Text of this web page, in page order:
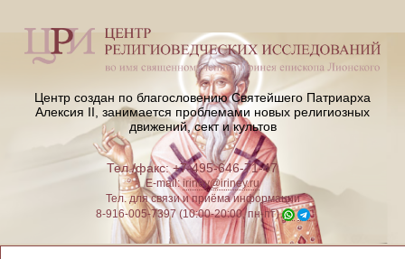
Центр создан по благословению Святейшего Патриарха
Алексия II, занимается проблемами новых религиозных
движений, сект и культов
Тел./факс: +7-495-646-71-47
E-mail:iriney@iriney.ru
Тел. для связи и приёма информации
8-916-005-7397 (10:00-20:00, пн-пт)